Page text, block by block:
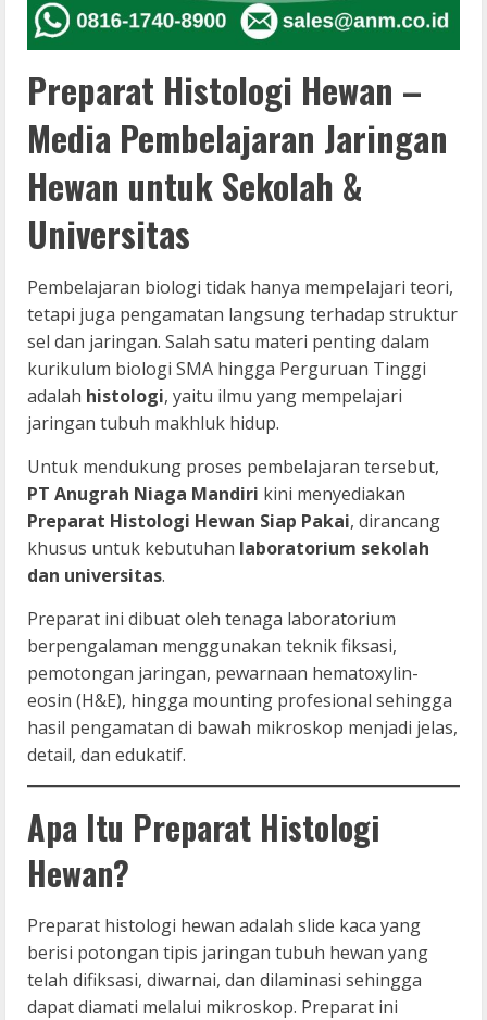
Preparat Histologi Hewan –
Media Pembelajaran Jaringan
Hewan untuk Sekolah &
Universitas
Pembelajaran biologi tidak hanya mempelajari teori,
tetapi juga pengamatan langsung terhadap struktur
sel dan jaringan. Salah satu materi penting dalam
kurikulum biologi SMA hingga Perguruan Tinggi
adalah histologi, yaitu ilmu yang mempelajari
jaringan tubuh makhluk hidup.
Untuk mendukung proses pembelajaran tersebut,
PT Anugrah Niaga Mandiri kini menyediakan
Preparat Histologi Hewan Siap Pakai, dirancang
khusus untuk kebutuhan laboratorium sekolah
dan universitas.
Preparat ini dibuat oleh tenaga laboratorium
berpengalaman menggunakan teknik fiksasi,
pemotongan jaringan, pewarnaan hematoxylin-
eosin (H&E), hingga mounting profesional sehingga
hasil pengamatan di bawah mikroskop menjadi jelas,
detail, dan edukatif.
Apa Itu Preparat Histologi
Hewan?
Preparat histologi hewan adalah slide kaca yang
berisi potongan tipis jaringan tubuh hewan yang
telah difiksasi, diwarnai, dan dilaminasi sehingga
dapat diamati melalui mikroskop. Preparat ini